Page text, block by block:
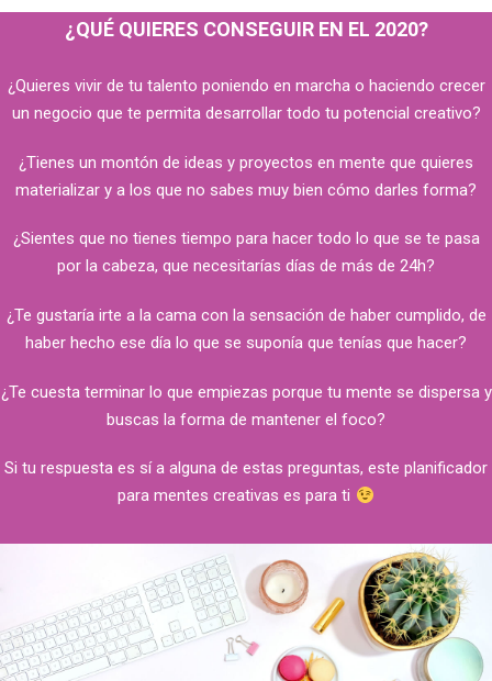
¿QUÉ QUIERES CONSEGUIR EN EL 2020?
¿Quieres vivir de tu talento poniendo en marcha o haciendo crecer
un negocio que te permita desarrollar todo tu potencial creativo?
¿Tienes un montón de ideas y proyectos en mente que quieres
materializar y a los que no sabes muy bien cómo darles forma?
¿Sientes que no tienes tiempo para hacer todo lo que se te pasa
por la cabeza, que necesitarías días de más de 24h?
¿Te gustaría irte a la cama con la sensación de haber cumplido, de
haber hecho ese día lo que se suponía que tenías que hacer?
¿Te cuesta terminar lo que empiezas porque tu mente se dispersa y
buscas la forma de mantener el foco?
Si tu respuesta es sí a alguna de estas preguntas, este planificador
para mentes creativas es para ti